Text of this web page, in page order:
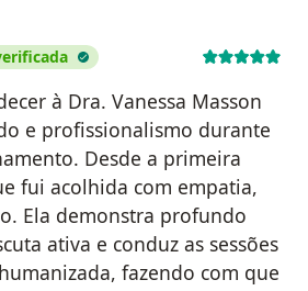
à Dra. Vanessa Masson
e profissionalismo durante
Desde a primeira
fui acolhida com empatia,
Ela demonstra profundo
ativa e conduz as sessões
fazendo com que